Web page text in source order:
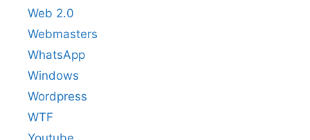
Web 2.0
Webmasters
WhatsApp
Windows
Wordpress
WTF